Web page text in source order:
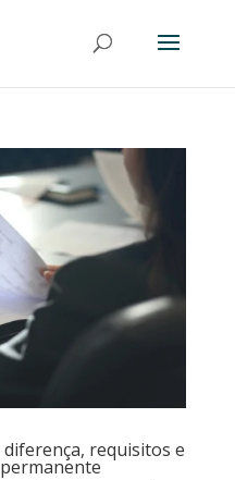
requisitos e